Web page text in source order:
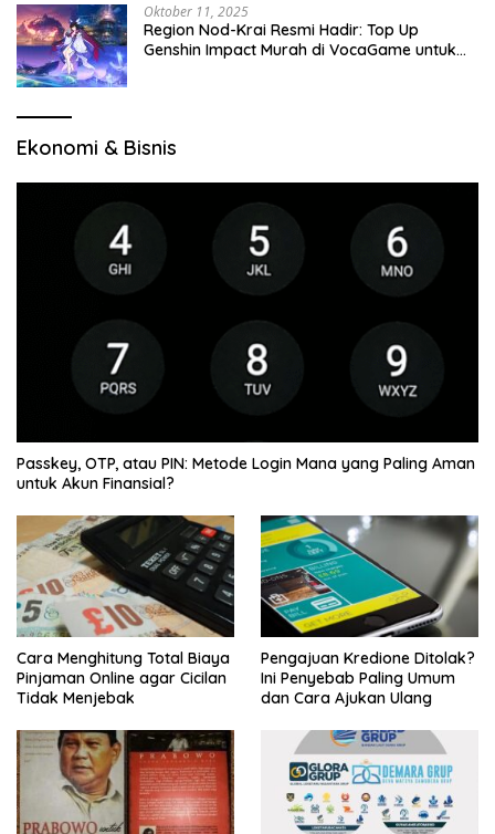
Oktober 11, 2025
Region Nod-Krai Resmi Hadir: Top Up
Genshin Impact Murah di VocaGame untuk
Ekonomi & Bisnis
Passkey, OTP, atau PIN: Metode Login Mana yang Paling Aman
untuk Akun Finansial?
Cara Menghitung Total Biaya
Pinjaman Online agar Cicilan
Tidak Menjebak
Pengajuan Kredione Ditolak?
Ini Penyebab Paling Umum
dan Cara Ajukan Ulang